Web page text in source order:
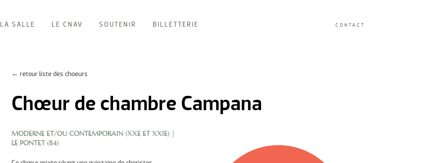
LA SALLE LE CNAV SOUTENIR BILLETTERIE CONTACT
← retour liste des choeurs
Chœur de chambre Campana
MODERNE ET/OU CONTEMPORAIN (XXE ET XXIE)|
LE PONTET (84)